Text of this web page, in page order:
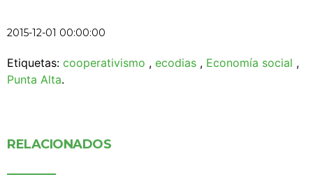
2015-12-01 00:00:00
Etiquetas: cooperativismo , ecodias , Economía social ,
Punta Alta.
RELACIONADOS